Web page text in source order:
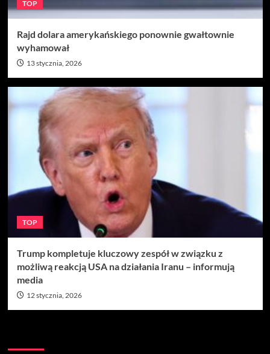
TOP
Rajd dolara amerykańskiego ponownie gwałtownie
wyhamował
13 stycznia, 2026
TOP
Trump kompletuje kluczowy zespół w związku z
możliwą reakcją USA na działania Iranu – informują
media
12 stycznia, 2026